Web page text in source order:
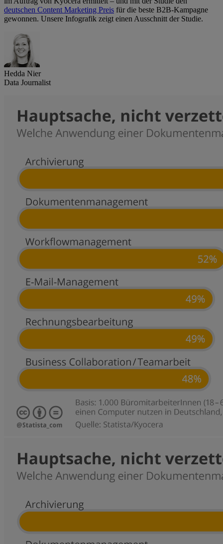
deutschen Content Marketing Preis für die beste B2B-Kampagne
gewonnen. Unsere Infografik zeigt einen Ausschnitt der Studie.
Hedda Nier
Data Journalist